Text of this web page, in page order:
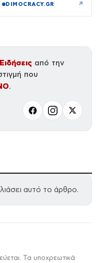
DIMOCRACY.GR ↗
Ειδήσεις από την
που
.
αυτό το άρθρο.
Τα υποχρεωτικά